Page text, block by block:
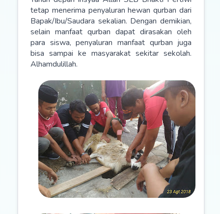
tetap menerima penyaluran hewan qurban dari
Bapak/Ibu/Saudara sekalian. Dengan demikian,
selain manfaat qurban dapat dirasakan oleh
para siswa, penyaluran manfaat qurban juga
bisa sampai ke masyarakat sekitar sekolah.
Alhamdulillah.